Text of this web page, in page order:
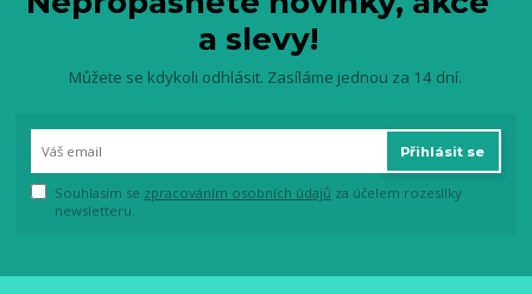
a slevy!
Můžete se kdykoli odhlásit. Zasíláme jednou za 14 dní.
Přihlásit se
Souhlasím se zpracováním osobních údajů za účelem rozesílky
newsletteru.